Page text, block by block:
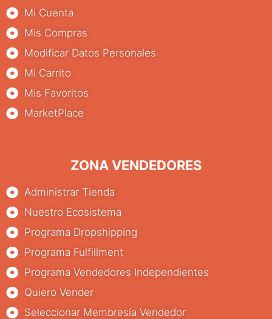
Mi Cuenta
Mis Compras
Modificar Datos Personales
Mi Carrito
Mis Favoritos
MarketPlace
ZONA VENDEDORES
Administrar Tienda
Nuestro Ecosistema
Programa Dropshipping
Programa Fulfillment
Programa Vendedores Independientes
Quiero Vender
Seleccionar Membresía Vendedor